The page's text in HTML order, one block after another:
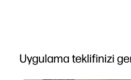
Uygulama teklifinizi